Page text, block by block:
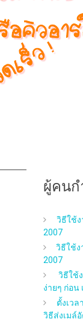
ผู้คนก
วิธีใช้
2007
วิธีใช้ง
2007
วิธีใช้
ง่ายๆ ก่อน
ตั้งเว
วิธีส่งเมล์